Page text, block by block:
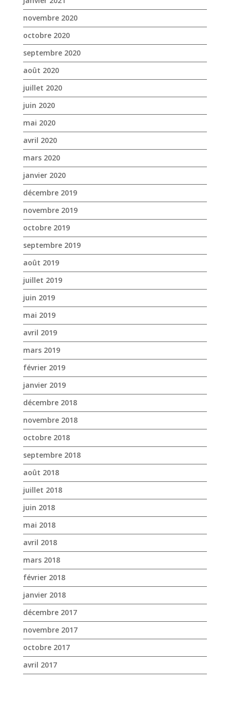
novembre 2020
octobre 2020
septembre 2020
août 2020
juillet 2020
juin 2020
mai 2020
avril 2020
mars 2020
janvier 2020
décembre 2019
novembre 2019
octobre 2019
septembre 2019
août 2019
juillet 2019
juin 2019
mai 2019
avril 2019
mars 2019
février 2019
janvier 2019
décembre 2018
novembre 2018
octobre 2018
septembre 2018
août 2018
juillet 2018
juin 2018
mai 2018
avril 2018
mars 2018
février 2018
janvier 2018
décembre 2017
novembre 2017
octobre 2017
avril 2017